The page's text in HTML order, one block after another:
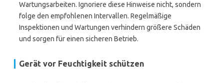
Wartungsarbeiten. Ignoriere diese Hinweise nicht, sondern
folge den empfohlenen Intervallen. Regelmäßige
Inspektionen und Wartungen verhindern größere Schäden
und sorgen für einen sicheren Betrieb.
Gerät vor Feuchtigkeit schützen